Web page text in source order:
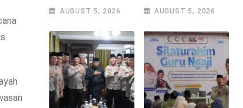
Lahan, Warga
Sampah
Sembarangan
AUGUST 5, 2026
Perkuat UMKM
Desa EKI di Tepas
Papandayan
AUGUST 5, 2026